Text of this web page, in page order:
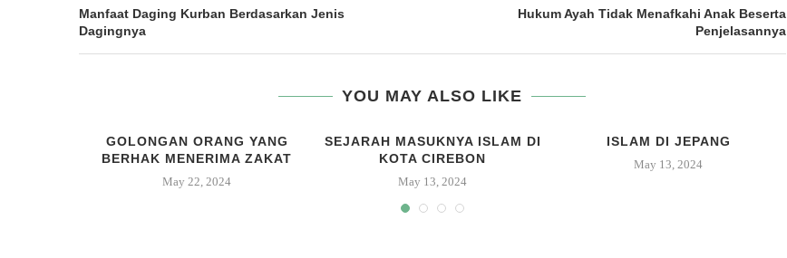
Manfaat Daging Kurban Berdasarkan Jenis
Dagingnya
Hukum Ayah Tidak Menafkahi Anak Beserta
Penjelasannya
YOU MAY ALSO LIKE
GOLONGAN ORANG YANG
BERHAK MENERIMA ZAKAT
May 22, 2024
SEJARAH MASUKNYA ISLAM DI
KOTA CIREBON
May 13, 2024
ISLAM DI JEPANG
May 13, 2024